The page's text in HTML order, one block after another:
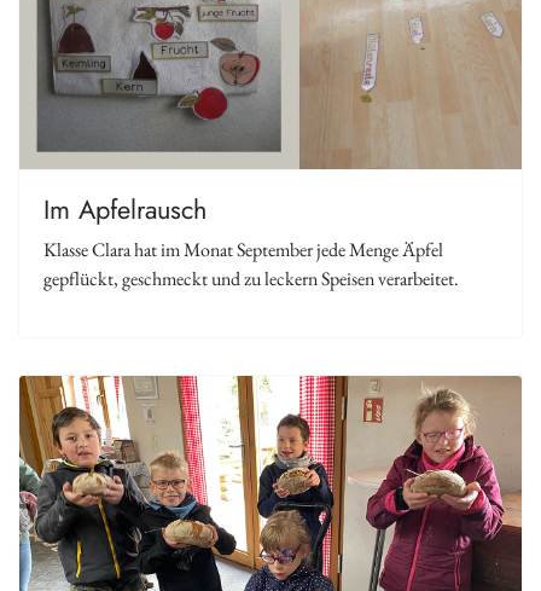
Im Apfelrausch
Klasse Clara hat im Monat September jede Menge Äpfel
gepflückt, geschmeckt und zu leckern Speisen verarbeitet.